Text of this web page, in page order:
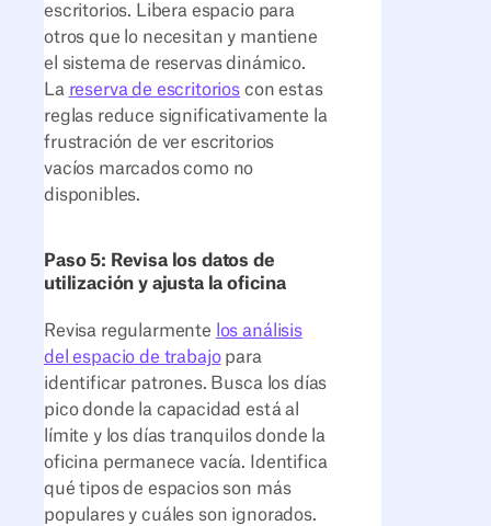
escritorios. Libera espacio para
otros que lo necesitan y mantiene
el sistema de reservas dinámico.
La reserva de escritorios con estas
reglas reduce significativamente la
frustración de ver escritorios
vacíos marcados como no
disponibles.
Paso 5: Revisa los datos de
utilización y ajusta la oficina
Revisa regularmente los análisis
del espacio de trabajopara
identificar patrones. Busca los días
pico donde la capacidad está al
límite y los días tranquilos donde la
oficina permanece vacía. Identifica
qué tipos de espacios son más
populares y cuáles son ignorados.